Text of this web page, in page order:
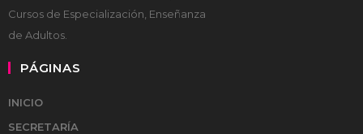
Cursos de Especialización, Enseñanza
de Adultos.
PÁGINAS
INICIO
SECRETARÍA